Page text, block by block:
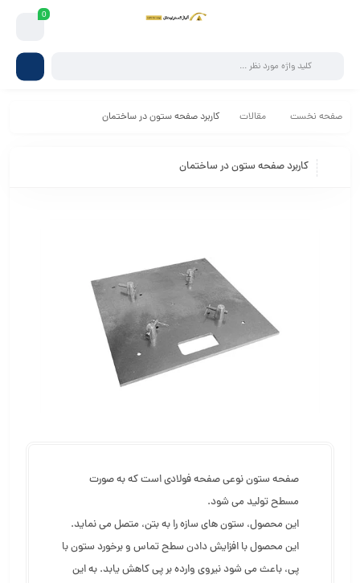
0
صفحه نخست مقالات کاربرد صفحه ستون در ساختمان
کاربرد صفحه ستون در ساختمان
صفحه ستون نوعی صفحه فولادی است که به صورت
مسطح تولید می شود.
این محصول، ستون های سازه را به بتن، متصل می نماید.
این محصول با افزایش دادن سطح تماس و برخورد ستون با
پی، باعث می شود نیروی وارده بر پی کاهش یابد. به این